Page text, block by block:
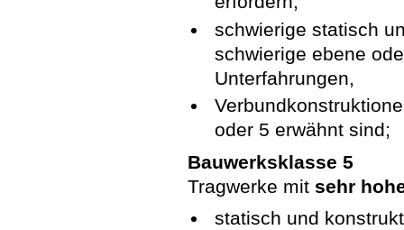
schwierige statisch
schwierige ebene
Unterfahrungen,
oder 5 erwähnt sind;
Bauwerksklasse 5
Tragwerke mit sehr
statisch und